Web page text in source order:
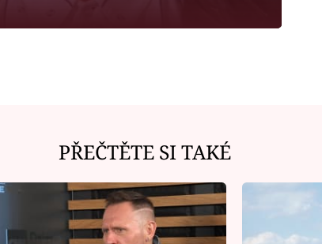
PŘEČTĚTE SI TAKÉ